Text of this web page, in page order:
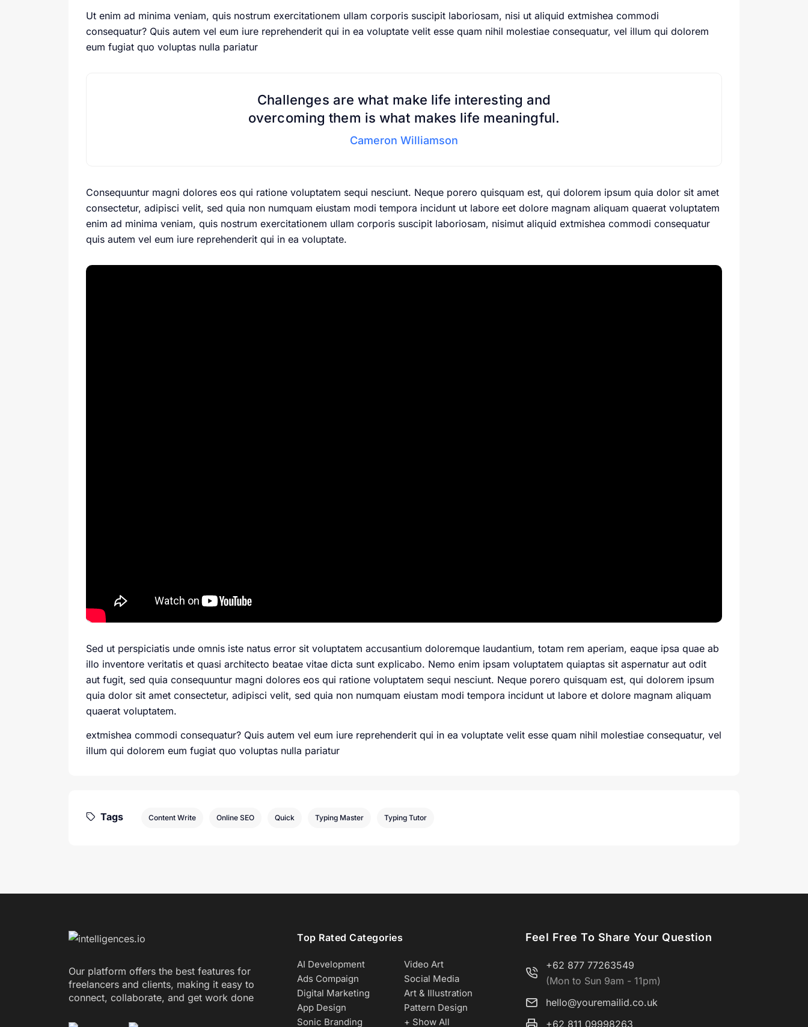
Ut enim ad minima veniam, quis nostrum exercitationem ullam corporis suscipit laboriosam, nisi ut aliquid extmishea commodi
consequatur? Quis autem vel eum iure reprehenderit qui in ea voluptate velit esse quam nihil molestiae consequatur, vel illum qui dolorem
eum fugiat quo voluptas nulla pariatur
Challenges are what make life interesting and
overcoming them is what makes life meaningful.
Cameron Williamson
Consequuntur magni dolores eos qui ratione voluptatem sequi nesciunt. Neque porero quisquam est, qui dolorem ipsum quia dolor sit amet
consectetur, adipisci velit, sed quia non numquam eiustam modi tempora incidunt ut labore eet dolore magnam aliquam quaerat voluptatem
enim ad minima veniam, quis nostrum exercitationem ullam corporis suscipit laboriosam, nisimut aliquid extmishea commodi consequatur
quis autem vel eum iure reprehenderit qui in ea voluptate.
Sed ut perspiciatis unde omnis iste natus error sit voluptatem accusantium doloremque laudantium, totam rem aperiam, eaque ipsa quae ab
illo inventore veritatis et quasi architecto beatae vitae dicta sunt explicabo. Nemo enim ipsam voluptatem quiaptas sit aspernatur aut odit
aut fugit, sed quia consequuntur magni dolores eos qui ratione voluptatem sequi nesciunt. Neque porero quisquam est, qui dolorem ipsum
quia dolor sit amet consectetur, adipisci velit, sed quia non numquam eiustam modi tempora incidunt ut labore et dolore magnam aliquam
quaerat voluptatem.
extmishea commodi consequatur? Quis autem vel eum iure reprehenderit qui in ea voluptate velit esse quam nihil molestiae consequatur, vel
illum qui dolorem eum fugiat quo voluptas nulla pariatur
Tags Content Write Online SEO Quick Typing Master Typing Tutor
Our platform offers the best features for
freelancers and clients, making it easy to
connect, collaborate, and get work done
Top Rated Categories
AI Development
Video Art
Ads Compaign
Social Media
Digital Marketing
Art & Illustration
App Design
Pattern Design
Sonic Branding
+ Show All
Feel Free To Share Your Question
+62 877 77263549
(Mon to Sun 9am - 11pm)
hello@youremailid.co.uk
+62 811 09998263